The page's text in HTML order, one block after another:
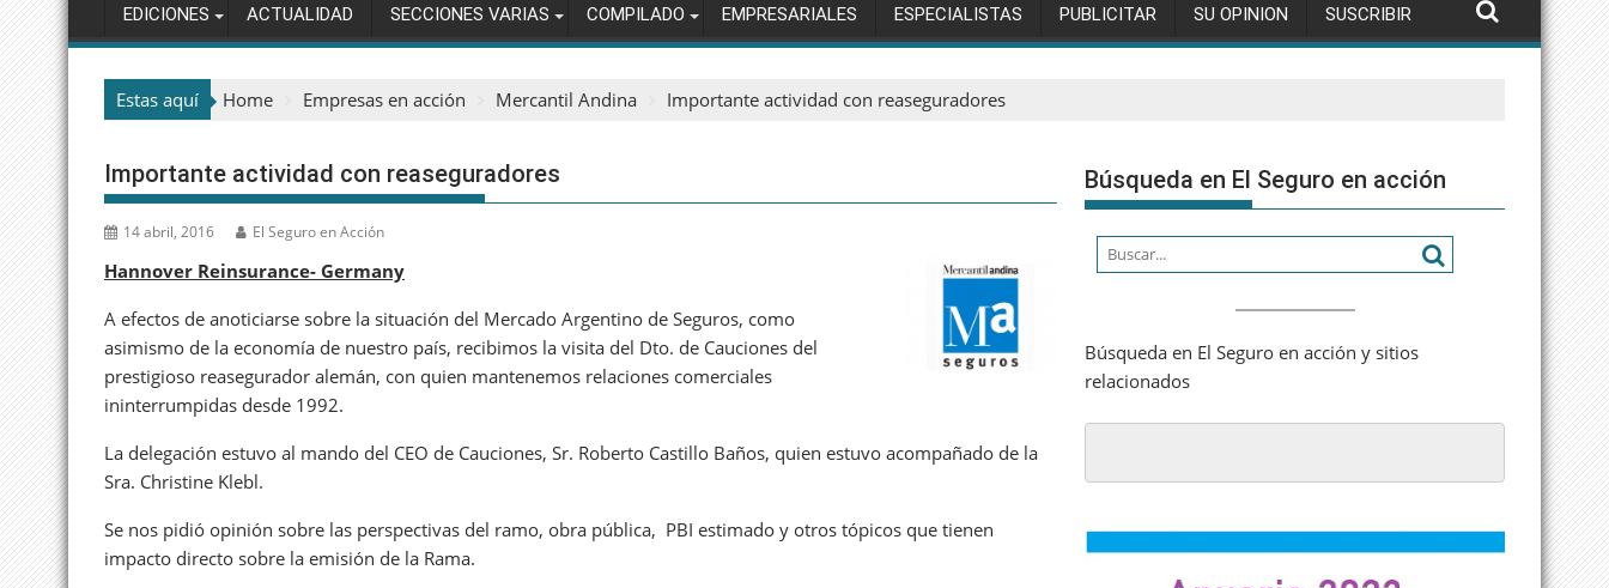
EDICIONES ACTUALIDAD SECCIONES VARIAS COMPILADO EMPRESARIALES ESPECIALISTAS PUBLICITAR SU OPINION SUSCRIBIR
Estas aquí Home Empresas en acción Mercantil Andina Importante actividad con reaseguradores
Importante actividad con reaseguradores
14 abril, 2016 El Seguro en Acción
Hannover Reinsurance- Germany
A efectos de anoticiarse sobre la situación del Mercado Argentino de Seguros, como
asimismo de la economía de nuestro país, recibimos la visita del Dto. de Cauciones del
prestigioso reasegurador alemán, con quien mantenemos relaciones comerciales
ininterrumpidas desde 1992.
La delegación estuvo al mando del CEO de Cauciones, Sr. Roberto Castillo Baños, quien estuvo acompañado de la
Sra. Christine Klebl.
Se nos pidió opinión sobre las perspectivas del ramo, obra pública, PBI estimado y otros tópicos que tienen
impacto directo sobre la emisión de la Rama.
Búsqueda en El Seguro en acción
Búsqueda en El Seguro en acción y sitios
relacionados